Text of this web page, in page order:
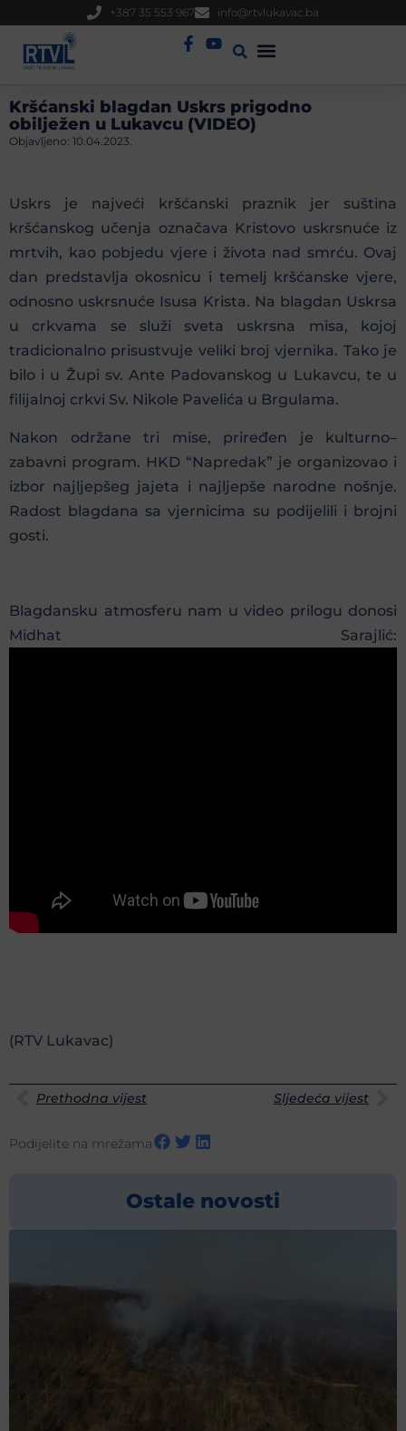
+387 35 553 967 info@rtvlukavac.ba
Kršćanski blagdan Uskrs prigodno
obilježen u Lukavcu (VIDEO)
Objavljeno: 10.04.2023.
Uskrs je najveći kršćanski praznik jer suština
kršćanskog učenja označava Kristovo uskrsnuće iz
mrtvih, kao pobjedu vjere i života nad smrću. Ovaj
dan predstavlja okosnicu i temelj kršćanske vjere,
odnosno uskrsnuće Isusa Krista. Na blagdan Uskrsa
u crkvama se služi sveta uskrsna misa, kojoj
tradicionalno prisustvuje veliki broj vjernika. Tako je
bilo i u Župi sv. Ante Padovanskog u Lukavcu, te u
filijalnoj crkvi Sv. Nikole Pavelića u Brgulama.
Nakon održane tri mise, priređen je kulturno–
zabavni program. HKD “Napredak” je organizovao i
izbor najljepšeg jajeta i najljepše narodne nošnje.
Radost blagdana sa vjernicima su podijelili i brojni
gosti.
Blagdansku atmosferu nam u video prilogu donosi
Midhat Sarajlić:
(RTV Lukavac)
Prethodna vijest Sljedeća vijest
Podijelite na mrežama
Ostale novosti